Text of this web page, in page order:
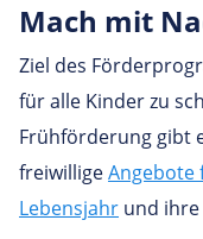
Mach mit
Ziel des
für alle Kinder zu
Frühförderung gibt
freiwilligeAngebote
Lebensjahr und ihre